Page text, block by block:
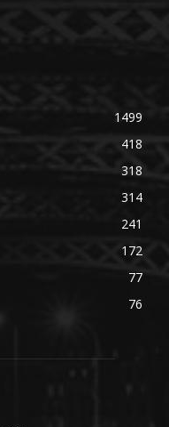
1499
418
318
314
241
172
77
76